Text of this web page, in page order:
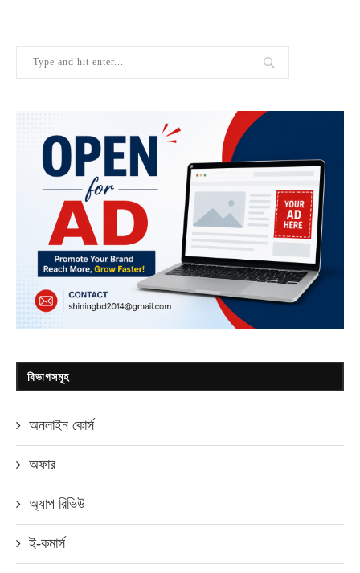
বিভাগসমূহ
অনলাইন কোর্স
অফার
অ্যাপ রিভিউ
ই-কমার্স